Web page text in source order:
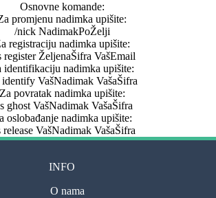
Osnovne komande:
promjenu nadimka upišite:
/nick NadimakPoŽelji
registraciju nadimka upišite:
register ŽeljenaŠifra VašEmail
identifikaciju nadimka upišite:
identify VašNadimak VašaŠifra
Za povratak nadimka upišite:
ghost VašNadimak VašaŠifra
oslobađanje nadimka upišite:
release VašNadimak VašaŠifra
INFO
O nama